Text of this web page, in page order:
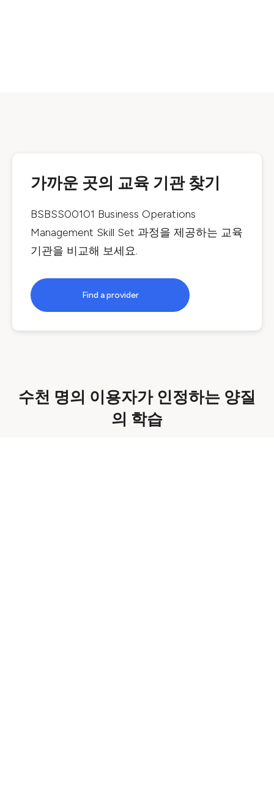
가까운 곳의 교육 기관 찾기
BSBSS00101 Business Operations
Management Skill Set 과정을 제공하는 교육
기관을 비교해 보세요.
Find a provider
수천 명의 이용자가 인정하는 양질
의 학습